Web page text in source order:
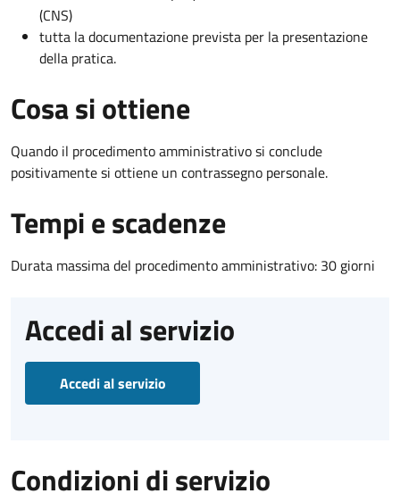
(CNS)
tutta la documentazione prevista per la presentazione
della pratica.
Cosa si ottiene
Quando il procedimento amministrativo si conclude
positivamente si ottiene un contrassegno personale.
Tempi e scadenze
Durata massima del procedimento amministrativo: 30 giorni
Accedi al servizio
Accedi al servizio
Condizioni di servizio